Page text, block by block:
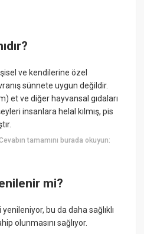
ve kendilerine özel
sünnete uygun değildir.
et ve diğer hayvansal gıdaları
insanlara helal kılmış, pis
tamamını burada okuyun:
mi?
bu da daha sağlıklı
olunmasını sağlıyor.